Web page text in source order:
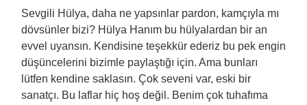
Sevgili Hülya, daha ne yapsınlar pardon, kamçıyla mı
dövsünler bizi? Hülya Hanım bu hülyalardan bir an
evvel uyansın. Kendisine teşekkür ederiz bu pek engin
düşüncelerini bizimle paylaştığı için. Ama bunları
lütfen kendine saklasın. Çok seveni var, eski bir
sanatçı. Bu laflar hiç hoş değil. Benim çok tuhafıma